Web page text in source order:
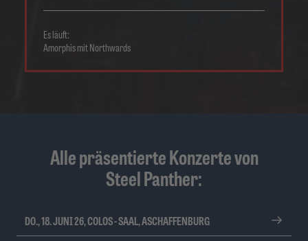
Es läuft:
Amorphis mit Northwards
Alle präsentierte Konzerte von
Steel Panther:
DO., 18. JUNI 26, COLOS - SAAL, ASCHAFFENBURG